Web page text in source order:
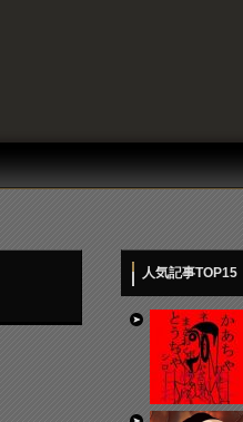
人気記事TOP15